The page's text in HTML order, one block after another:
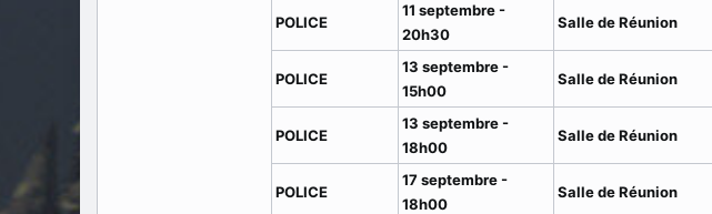
POLICE
11 septembre -
20h30
Salle de Réunion
POLICE
13 septembre -
15h00
Salle de Réunion
POLICE
13 septembre -
18h00
Salle de Réunion
POLICE
17 septembre -
18h00
Salle de Réunion